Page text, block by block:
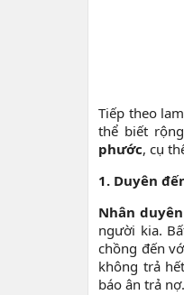
Tiếp theo
thể biết
phước, cụ
1. Duyên
Nhân
người kia.
chồng đến
không trả
báo ân trả nợ.